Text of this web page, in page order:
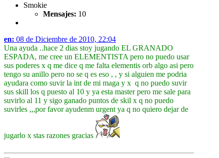
Smokie
Mensajes: 10
en: 08 de Diciembre de 2010, 22:04
Una ayuda ..hace 2 dias stoy jugando EL GRANADO
ESPADA, me cree un ELEMENTISTA pero no puedo usar
sus poderes x q me dice q me falta elementis orb algo asi pero
tengo su anillo pero no se q es eso , , y si alguien me podria
ayudara como suvir la int de mi maga y x q no puedo suvir
sus skill los q puesto al 10 y ya esta master pero me sale para
suvirlo al 11 y sigo ganado puntos de skil x q no puedo
suvirles ,,,por favor ayudenm urgent ya q no quiero dejar de
jugarlo x stas razones gracias